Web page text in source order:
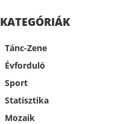
KATEGÓRIÁK
Tánc-Zene
Évforduló
Sport
Statisztika
Mozaik